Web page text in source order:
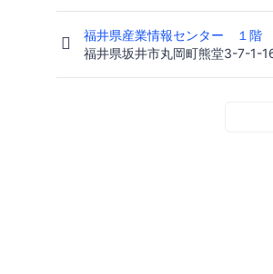
福井県産業情報センター １階
福井県坂井市丸岡町熊堂3-7-1-